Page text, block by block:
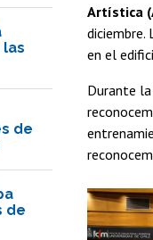
las
de
de
Artística
diciembre.
en el
Durante